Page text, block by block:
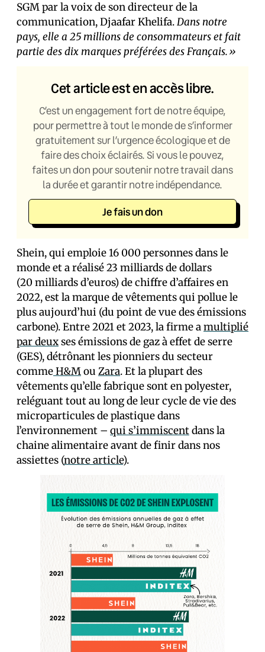
SGM par la voix de son directeur de la
communication, Djaafar Khelifa.Dans notre
pays, elle a 25 millions de consommateurs et fait
partie des dix marques préférées des Français.»
Cet article est en accès libre.
C’est un engagement fort de notre équipe,
pour permettre à tout le monde de s’informer
gratuitement sur l’urgence écologique et de
faire des choix éclairés. Si vous le pouvez,
faites un don pour soutenir notre travail dans
la durée et garantir notre indépendance.
Je fais un don
Shein,qui emploie 16 000 personnes dans le
monde et a réalisé 23 milliards de dollars
(20 milliards d’euros) de chiffre d’affaires en
2022, est la marque de vêtements qui pollue le
plus aujourd’hui (du point de vue des émissions
carbone). Entre 2021 et 2023, la firme amultiplié
par deuxses émissions de gaz à effet de serre
(GES), détrônant les pionniers du secteur
commeH&Mou Zara. Et la plupart des
vêtements qu’elle fabrique sont en polyester,
reléguant tout au long de leur cycle de vie des
microparticules de plastique dans
l’environnement – qui s’immiscentdans la
chaine alimentaire avant de finir dans nos
assiettes (notre article).